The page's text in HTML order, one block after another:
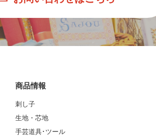
商品情報
刺し子
生地・芯地
手芸道具･ツール